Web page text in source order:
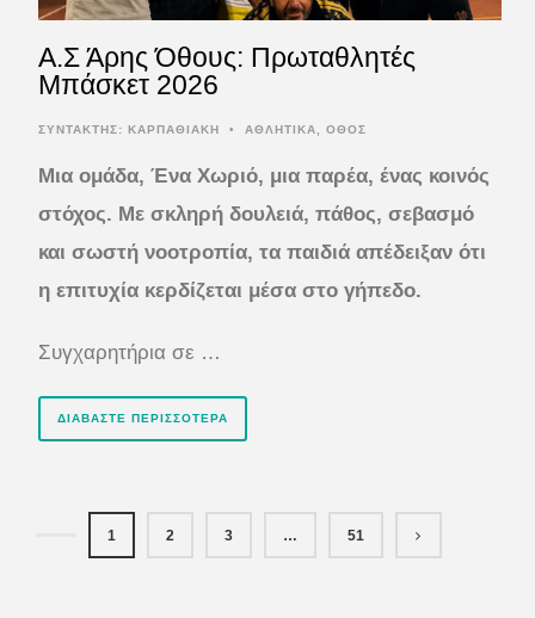
Α.Σ Άρης Όθους: Πρωταθλητές
Μπάσκετ 2026
ΣΥΝΤΆΚΤΗΣ: ΚΑΡΠΑΘΙΑΚΗ • ΑΘΛΗΤΙΚΑ ΟΘΟΣ
Μια ομάδα, Ένα Χωριό, μια παρέα, ένας κοινός
στόχος. Με σκληρή δουλειά, πάθος, σεβασμό
και σωστή νοοτροπία, τα παιδιά απέδειξαν ότι
η επιτυχία κερδίζεται μέσα στο γήπεδο.
Συγχαρητήρια σε …
ΔΙΑΒΆΣΤΕ ΠΕΡΙΣΣΌΤΕΡΑ
1 2 3 … 51